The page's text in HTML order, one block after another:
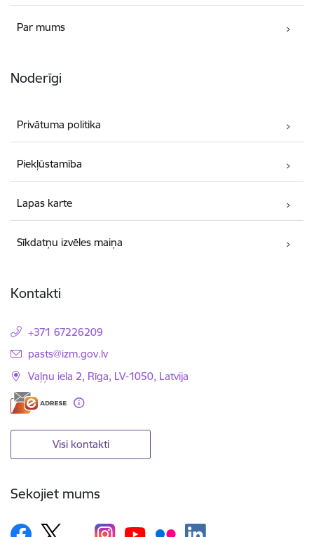
Par mums
Noderīgi
Privātuma politika
Piekļūstamība
Lapas karte
Sīkdatņu izvēles maiņa
Kontakti
+371 67226209
E-pasts:
pasts@izm.gov.lv
Vaļņu iela 2, Rīga, LV-1050, Latvija
Visi kontakti
Sekojiet mums